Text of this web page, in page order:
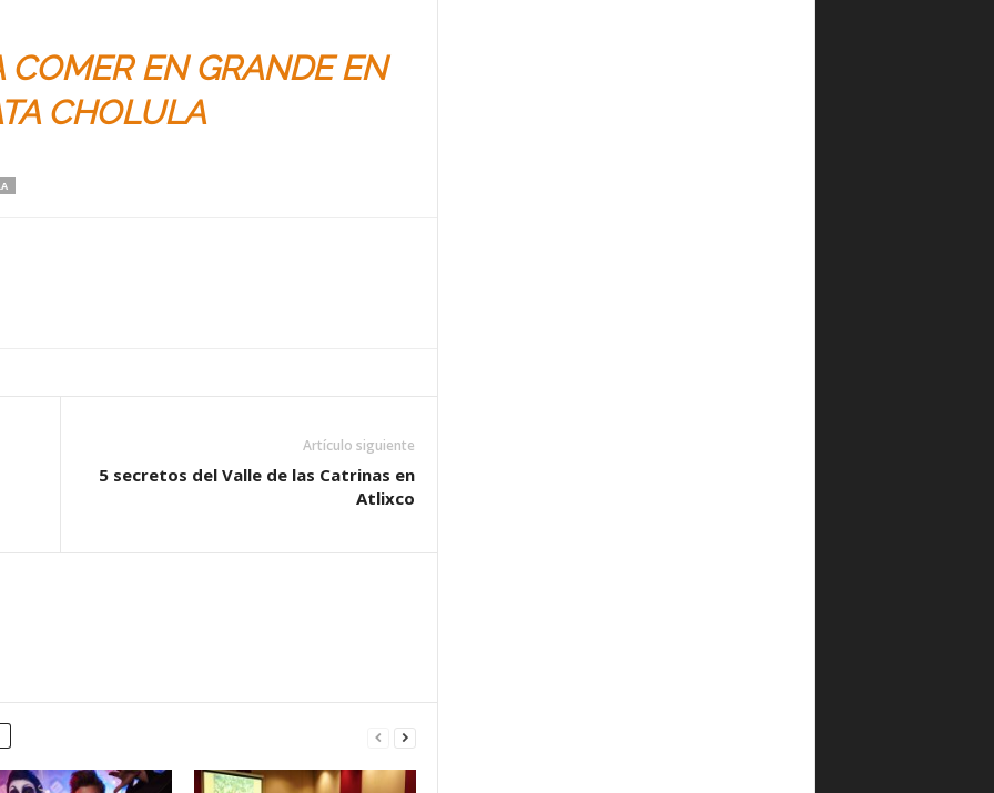
COMER EN GRANDE EN
CHOLULA
Artículo siguiente
5 secretos del Valle de las Catrinas en
Atlixco